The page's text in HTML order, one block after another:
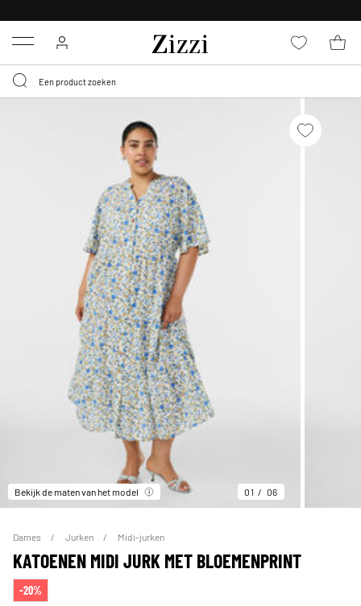
Menu
Bekijk de maten van het model 01 06
Dames Jurken Midi-jurken
KATOENEN MIDI JURK MET BLOEMENPRINT
-20%